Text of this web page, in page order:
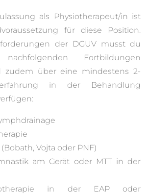
als Physiotherapeut/in ist
für diese Position.
der DGUV musst du
Fortbildungen
zudem über eine mindestens 2-
in der Behandlung
(Bobath, Vojta oder PNF)
am Gerät oder MTT in der
in der EAP oder